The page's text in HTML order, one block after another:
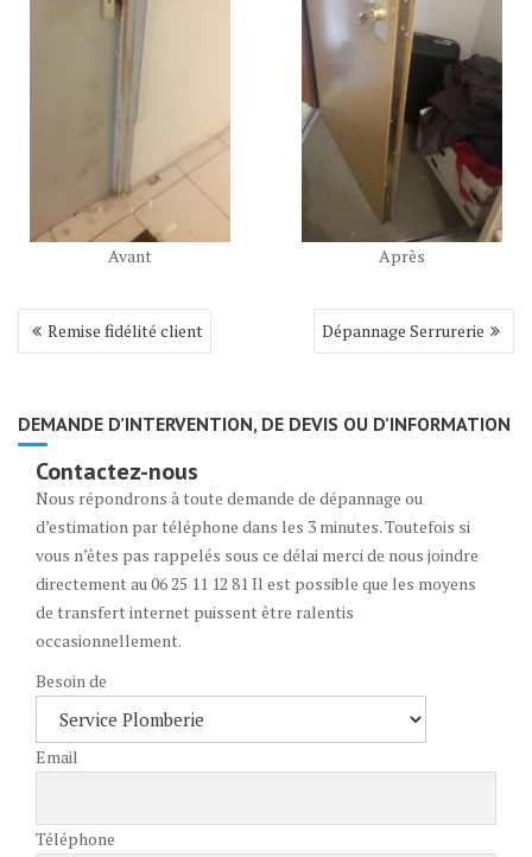
Avant Après
Navigation
de
Remise fidélité client Dépannage Serrurerie
DEMANDE D’INTERVENTION, DE DEVIS OU D’INFORMATION
Contactez-nous
Nous répondrons à toute demande de dépannage ou
d’estimation par téléphone dans les 3 minutes. Toutefois si
vous n’êtes pas rappelés sous ce délai merci de nous joindre
directement au 06 25 11 12 81 Il est possible que les moyens
de transfert internet puissent être ralentis
occasionnellement.
Besoin de
Email
Téléphone